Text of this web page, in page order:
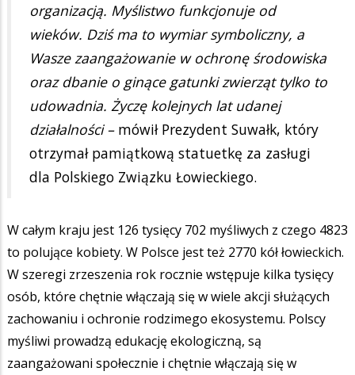
organizacją. Myślistwo funkcjonuje od
wieków. Dziś ma to wymiar symboliczny, a
Wasze zaangażowanie w ochronę środowiska
oraz dbanie o ginące gatunki zwierząt tylko to
udowadnia. Życzę kolejnych lat udanej
działalności – mówił Prezydent Suwałk, który
otrzymał pamiątkową statuetkę za zasługi
dla Polskiego Związku Łowieckiego.
W całym kraju jest 126 tysięcy 702 myśliwych z czego 4823
to polujące kobiety. W Polsce jest też 2770 kół łowieckich.
W szeregi zrzeszenia rok rocznie wstępuje kilka tysięcy
osób, które chętnie włączają się w wiele akcji służących
zachowaniu i ochronie rodzimego ekosystemu. Polscy
myśliwi prowadzą edukację ekologiczną, są
zaangażowani społecznie i chętnie włączają się w